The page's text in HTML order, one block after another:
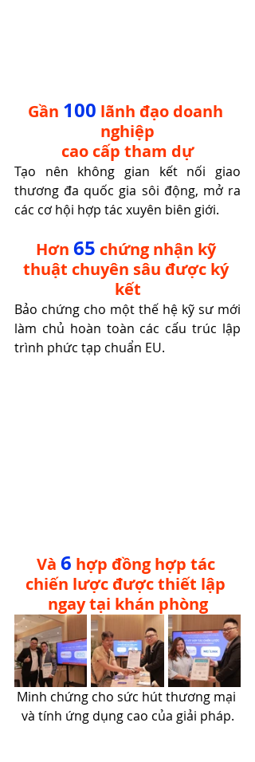
Gần 100 lãnh đạo doanh
nghiệp
cao cấp tham dự
Tạo nên không gian kết nối giao
thương đa quốc gia sôi động, mở ra
các cơ hội hợp tác xuyên biên giới.
Hơn 65 chứng nhận kỹ
thuật chuyên sâu được ký
kết
Bảo chứng cho một thế hệ kỹ sư mới
làm chủ hoàn toàn các cấu trúc lập
trình phức tạp chuẩn EU.
Và 6 hợp đồng hợp tác
chiến lược được thiết lập
ngay tại khán phòng
Minh chứng cho sức hút thương mại
và tính ứng dụng cao của giải pháp.